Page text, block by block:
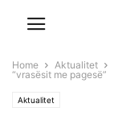
Home Aktualitet
“vrasësit me pagesë”
Aktualitet